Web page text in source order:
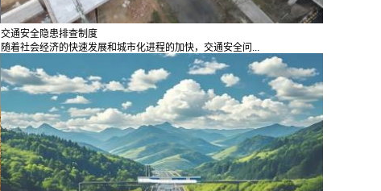
交通安全隐患排查制度
随着社会经济的快速发展和城市化进程的加快，交通安全问...